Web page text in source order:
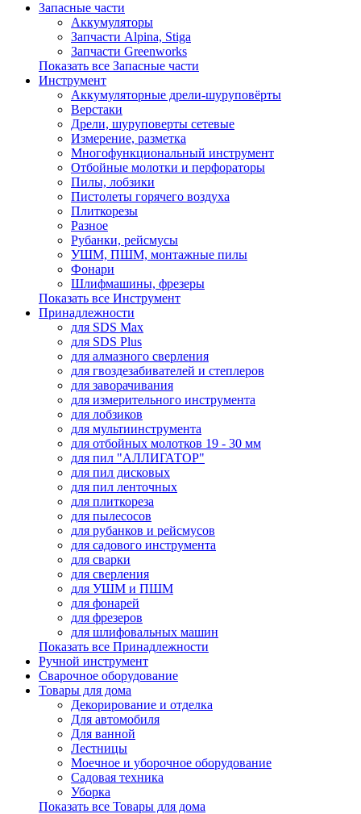
Запасные части
Аккумуляторы
Запчасти Alpina, Stiga
Запчасти Greenworks
Показать все Запасные части
Инструмент
Аккумуляторные дрели-шуруповёрты
Верстаки
Дрели, шуруповерты сетевые
Измерение, разметка
Многофункциональный инструмент
Отбойные молотки и перфораторы
Пилы, лобзики
Пистолеты горячего воздуха
Плиткорезы
Разное
Рубанки, рейсмусы
УШМ, ПШМ, монтажные пилы
Фонари
Шлифмашины, фрезеры
Показать все Инструмент
Принадлежности
для SDS Max
для SDS Plus
для алмазного сверления
для гвоздезабивателей и степлеров
для заворачивания
для измерительного инструмента
для лобзиков
для мультиинструмента
для отбойных молотков 19 - 30 мм
для пил "АЛЛИГАТОР"
для пил дисковых
для пил ленточных
для плиткореза
для пылесосов
для рубанков и рейсмусов
для садового инструмента
для сварки
для сверления
для УШМ и ПШМ
для фонарей
для фрезеров
для шлифовальных машин
Показать все Принадлежности
Ручной инструмент
Сварочное оборудование
Товары для дома
Декорирование и отделка
Для автомобиля
Для ванной
Лестницы
Моечное и уборочное оборудование
Садовая техника
Уборка
Показать все Товары для дома